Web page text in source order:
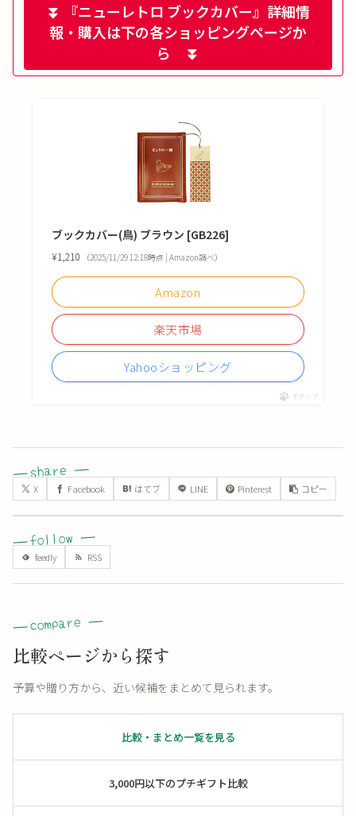
⏬ 『ニューレトロ ブックカバー』詳細情
報・購入は下の各ショッピングページか
ら ⏬
ブックカバー(鳥) ブラウン [GB226]
¥1,210 （2025/11/29 12:18時点 | Amazon調べ）
Amazon
楽天市場
Yahooショッピング
ポチップ
X Facebook はてブ LINE Pinterest コピー
比較ページから探す
予算や贈り方から、近い候補をまとめて見られます。
比較・まとめ一覧を見る
3,000円以下のプチギフト比較